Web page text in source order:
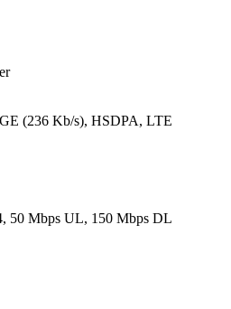
(236 Kb/s), HSDPA, LTE
50 Mbps UL, 150 Mbps DL